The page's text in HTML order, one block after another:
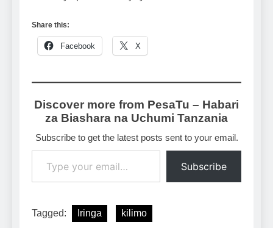
Share this:
Facebook X
Discover more from PesaTu – Habari
za Biashara na Uchumi Tanzania
Subscribe to get the latest posts sent to your email.
Type your email…
Subscribe
Tagged: Iringa kilimo